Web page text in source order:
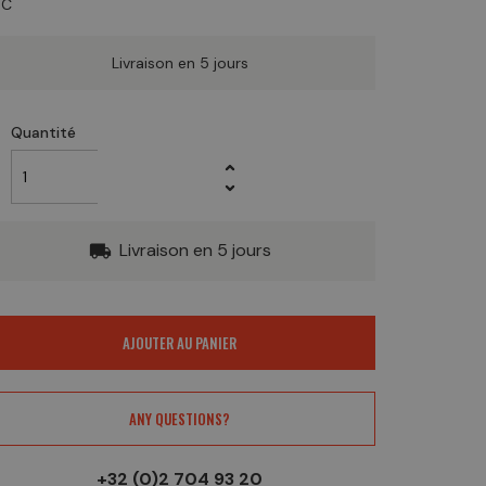
Livraison en 5 jours
Quantité
local_shipping Livraison en 5 jours
AJOUTER AU PANIER
ANY QUESTIONS?
+32 (0)2 704 93 20